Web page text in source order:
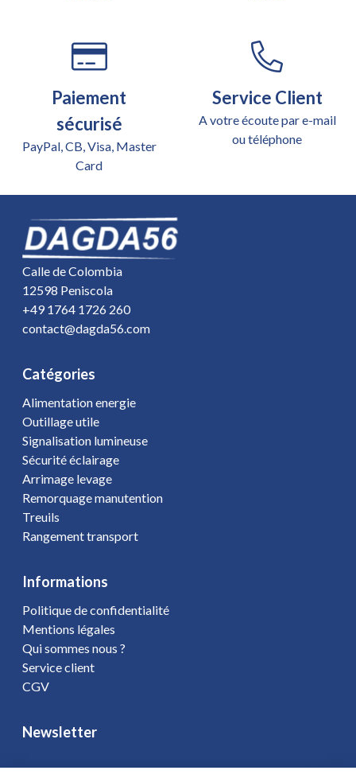
Paiement
sécurisé
PayPal, CB, Visa, Master
Card
Service Client
A votre écoute par e-mail
ou téléphone
Calle de Colombia
12598 Peniscola
+49 1764 1726 260
contact@dagda56.com
Catégories
Alimentation energie
Outillage utile
Signalisation lumineuse
Sécurité éclairage
Arrimage levage
Remorquage manutention
Treuils
Rangement transport
Informations
Politique de confidentialité
Mentions légales
Qui sommes nous ?
Service client
CGV
Newsletter